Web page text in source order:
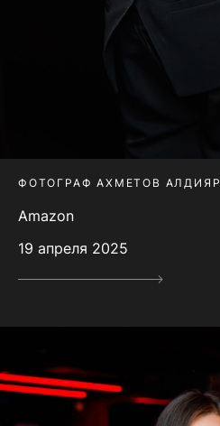
ФОТОГРАФ АХМЕТОВ АЛДИЯР
Amazon
19 апреля 2025